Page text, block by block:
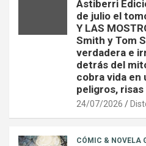
Astiberri
de julio el
Y LAS
Smith y Tom
verdadera e
detrás del
cobra vida en
peligros,
24/07/2026
CÓMIC & NOVELA